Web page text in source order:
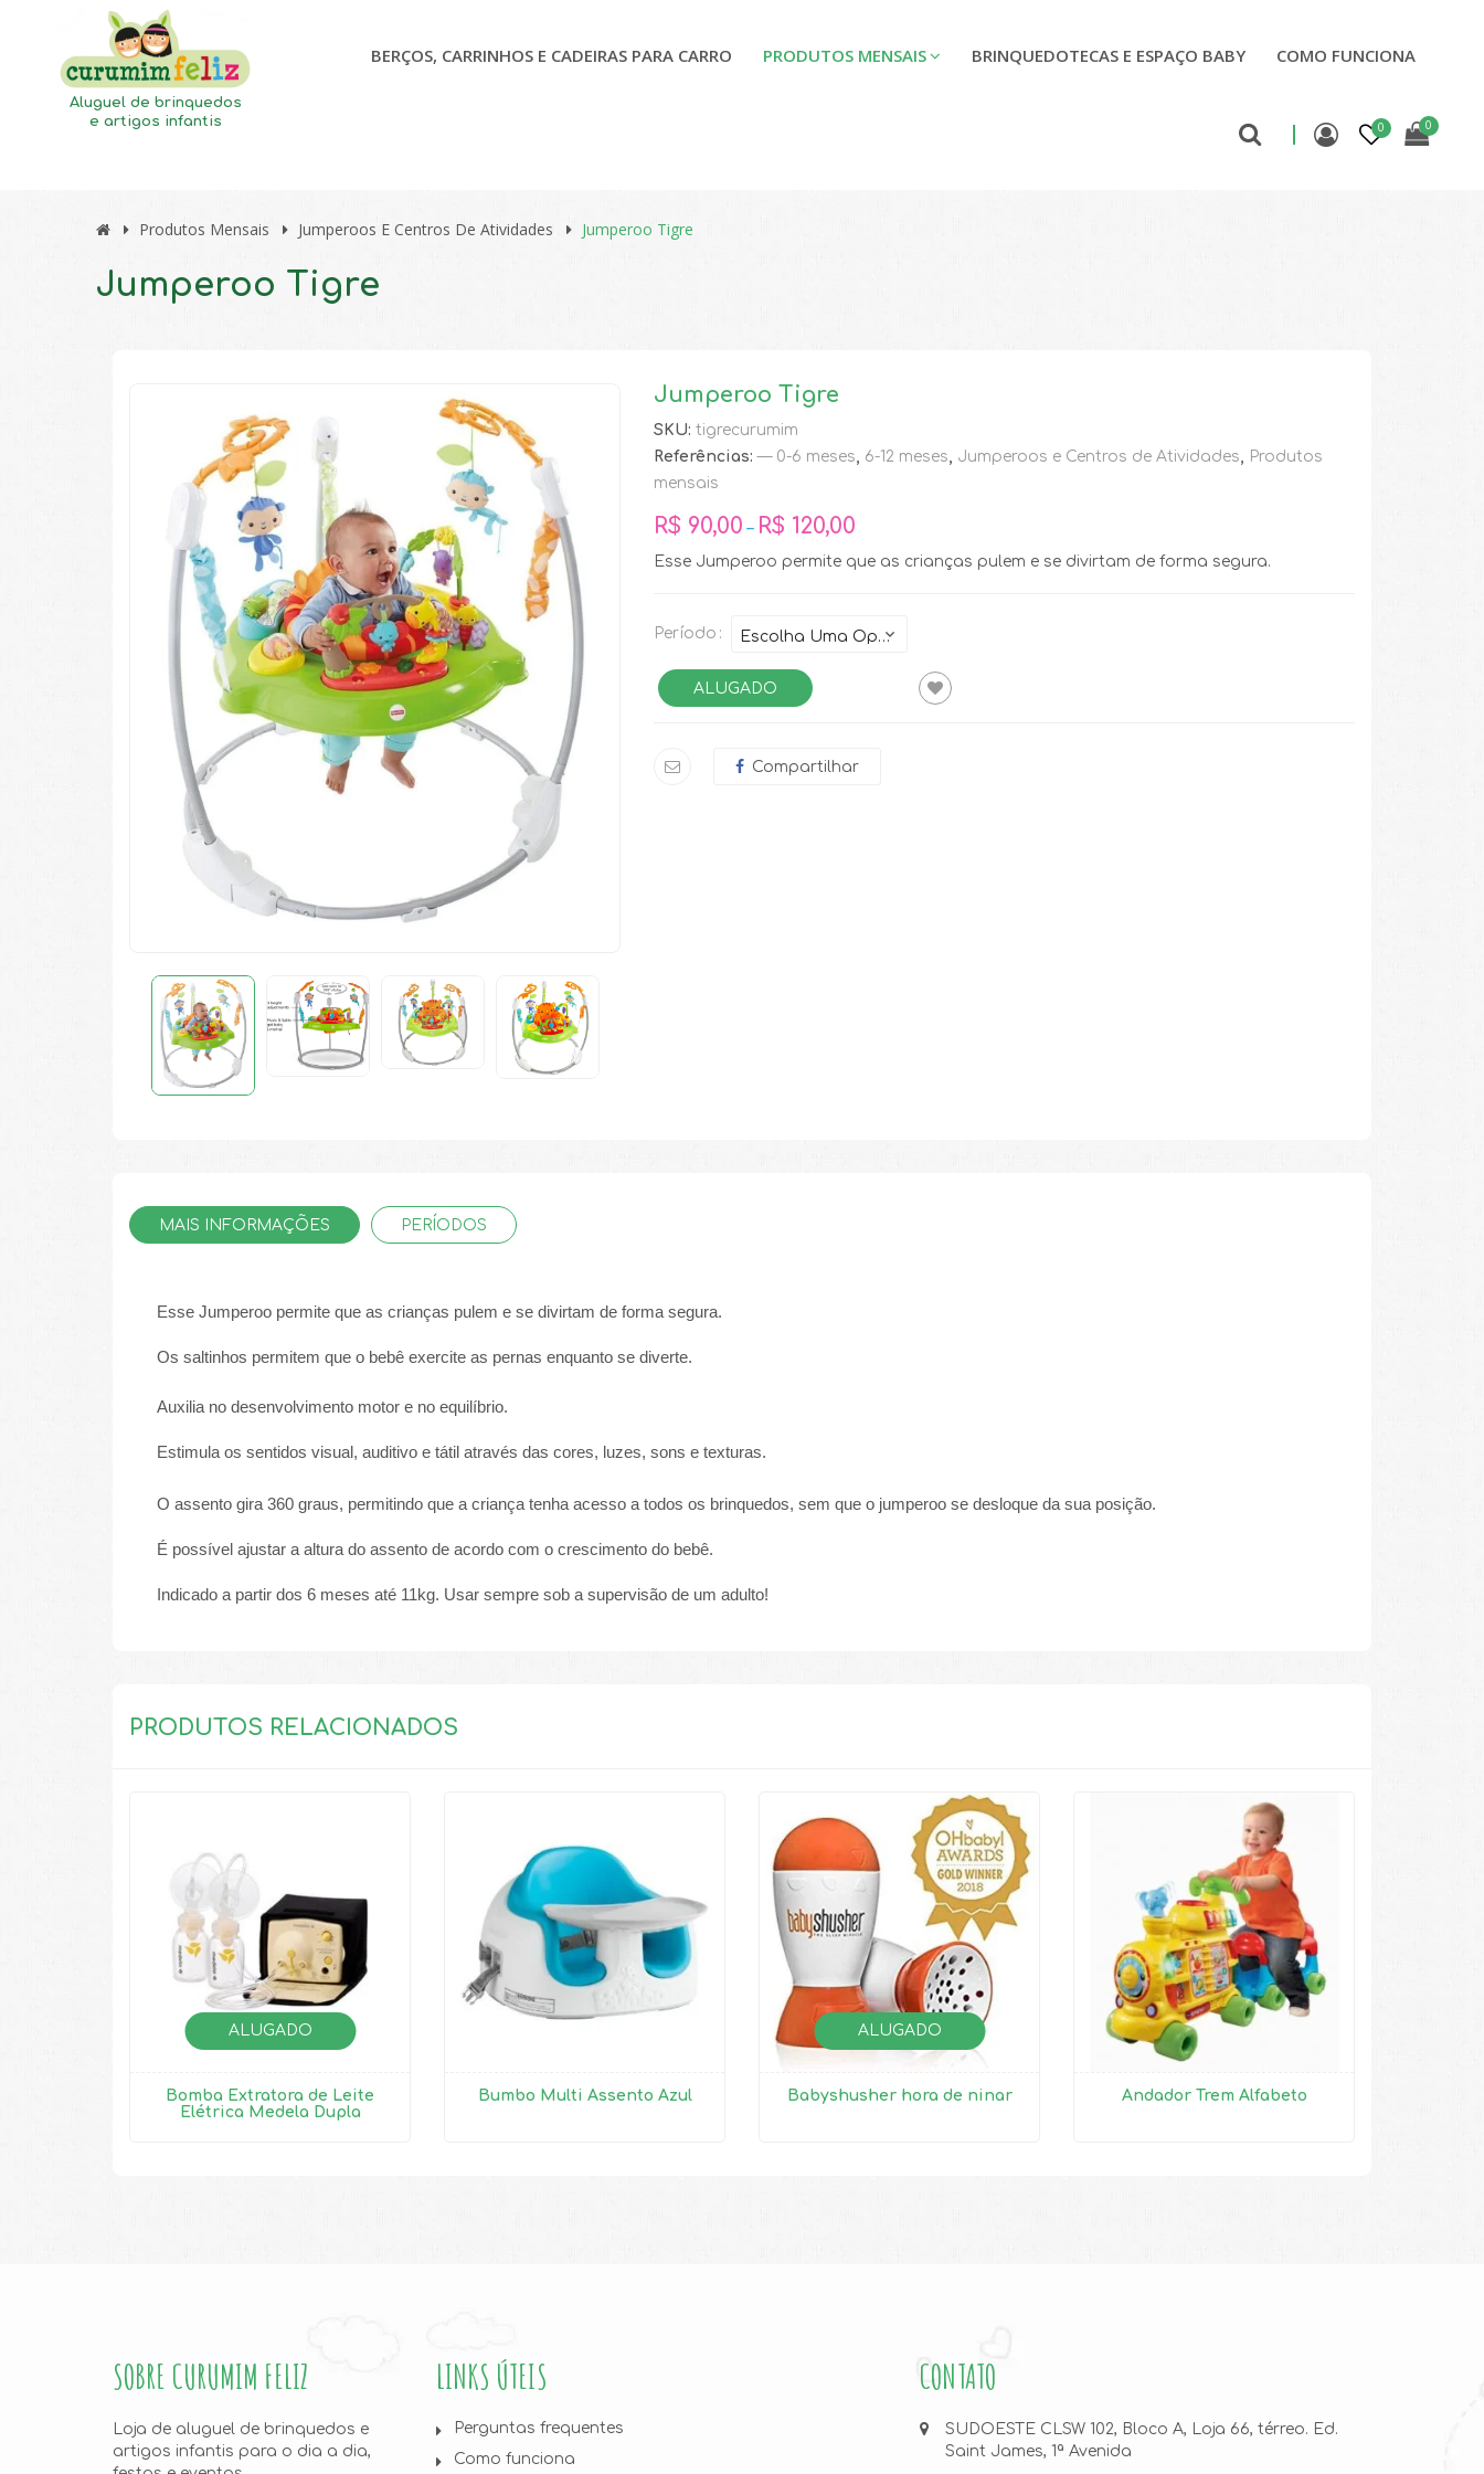
Aluguel de brinquedos
e artigos infantis
BERÇOS, CARRINHOS E CADEIRAS PARA CARRO PRODUTOS MENSAIS BRINQUEDOTECAS E ESPAÇO BABY COMO FUNCIONA
0 0
Produtos Mensais Jumperoos E Centros De Atividades Jumperoo Tigre
Jumperoo Tigre
Jumperoo Tigre
SKU: tigrecurumim
Referências:— 0-6 meses, 6-12 meses, Jumperoos e Centros de Atividades, Produtos
mensais
R$ 90,00 – R$ 120,00
Esse Jumperoo permite que as crianças pulem e se divirtam de forma segura.
Período
ALUGADO
Compartilhar
MAIS INFORMAÇÕES PERÍODOS
Esse Jumperoo permite que as crianças pulem e se divirtam de forma segura.
Os saltinhos permitem que o bebê exercite as pernas enquanto se diverte.
Auxilia no desenvolvimento motor e no equilíbrio.
Estimula os sentidos visual, auditivo e tátil através das cores, luzes, sons e texturas.
O assento gira 360 graus, permitindo que a criança tenha acesso a todos os brinquedos, sem que o jumperoo se desloque da sua posição.
É possível ajustar a altura do assento de acordo com o crescimento do bebê.
Indicado a partir dos 6 meses até 11kg. Usar sempre sob a supervisão de um adulto!
PRODUTOS RELACIONADOS
ALUGADO
Bomba Extratora de Leite
Elétrica Medela Dupla
Bumbo Multi Assento Azul
ALUGADO
Babyshusher hora de ninar Andador Trem Alfabeto
SOBRE CURUMIM FELIZ
Loja de aluguel de brinquedos e
artigos infantis para o dia a dia,
LINKS ÚTEIS
Perguntas frequentes
Como funciona
CONTATO
SUDOESTE CLSW 102, Bloco A, Loja 66, térreo. Ed.
Saint James, 1ª Avenida